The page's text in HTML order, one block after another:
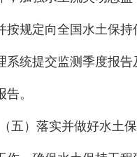
按规定向全国水土保持
系统提交监测季度报告
告。
（五）落实并做好水土